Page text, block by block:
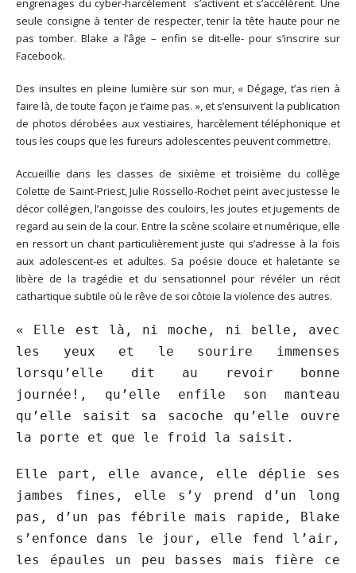
engrenages du cyber-harcèlement s’activent et s’accélèrent. Une
seule consigne à tenter de respecter, tenir la tête haute pour ne
pas tomber. Blake a l’âge – enfin se dit-elle- pour s’inscrire sur
Facebook.
Des insultes en pleine lumière sur son mur, « Dégage, t’as rien à
faire là, de toute façon je t’aime pas. », et s’ensuivent la publication
de photos dérobées aux vestiaires, harcèlement téléphonique et
tous les coups que les fureurs adolescentes peuvent commettre.
Accueillie dans les classes de sixième et troisième du collège
Colette de Saint-Priest, Julie Rossello-Rochet peint avec justesse le
décor collégien, l’angoisse des couloirs, les joutes et jugements de
regard au sein de la cour. Entre la scène scolaire et numérique, elle
en ressort un chant particulièrement juste qui s’adresse à la fois
aux adolescent-es et adultes. Sa poésie douce et haletante se
libère de la tragédie et du sensationnel pour révéler un récit
cathartique subtile où le rêve de soi côtoie la violence des autres.
« Elle est là, ni moche, ni belle, avec
les yeux et le sourire immenses
lorsqu’elle dit au revoir bonne
journée!, qu’elle enfile son manteau
qu’elle saisit sa sacoche qu’elle ouvre
la porte et que le froid la saisit.
Elle part, elle avance, elle déplie ses
jambes fines, elle s’y prend d’un long
pas, d’un pas fébrile mais rapide, Blake
s’enfonce dans le jour, elle fend l’air,
les épaules un peu basses mais fière ce